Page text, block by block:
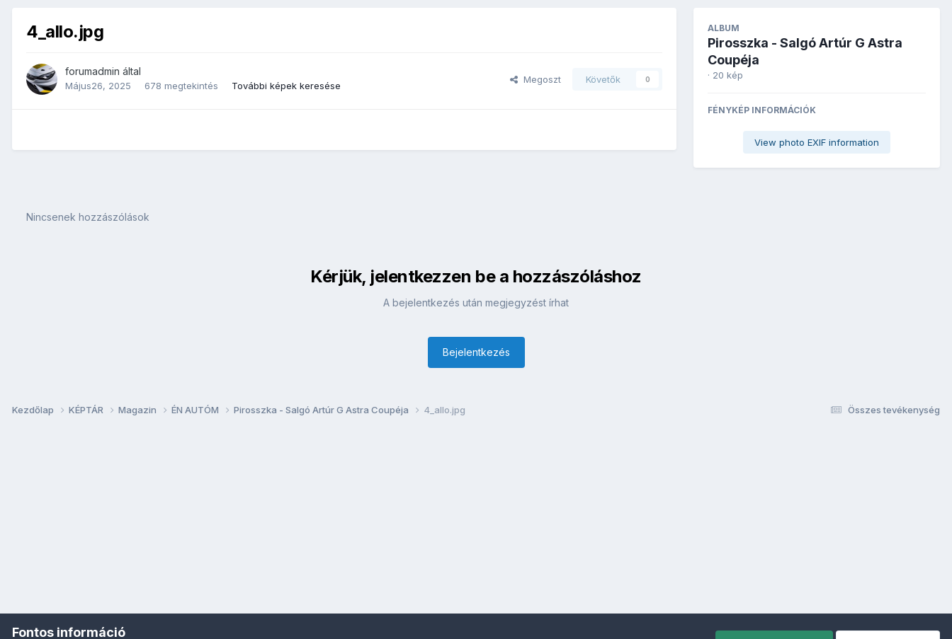
4_allo.jpg
forumadmin által
Május26, 2025 678 megtekintés További képek keresése
Megoszt Követők 0
ALBUM
Pirosszka - Salgó Artúr G Astra
Coupéja
· 20 kép
FÉNYKÉP INFORMÁCIÓK
View photo EXIF information
Nincsenek hozzászólások
Kérjük, jelentkezzen be a hozzászóláshoz
A bejelentkezés után megjegyzést írhat
Bejelentkezés
Összes tevékenység
Kezdőlap KÉPTÁR Magazin ÉN AUTÓM Pirosszka - Salgó Artúr G Astra Coupéja 4_allo.jpg
Fontos információ